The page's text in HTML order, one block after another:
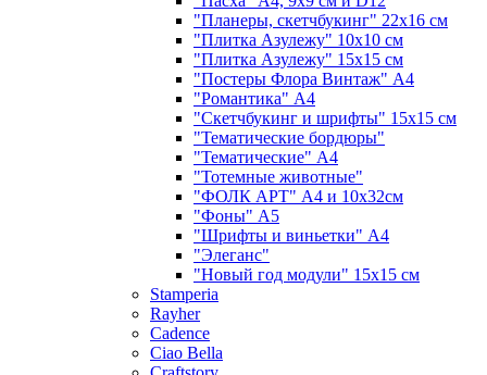
"Планеры, скетчбукинг" 22х16 см
"Плитка Азулежу" 10х10 см
"Плитка Азулежу" 15х15 см
"Постеры Флора Винтаж" А4
"Романтика" А4
"Скетчбукинг и шрифты" 15х15 см
"Тематические бордюры"
"Тематические" А4
"Тотемные животные"
"ФОЛК АРТ" А4 и 10х32см
"Фоны" А5
"Шрифты и виньетки" А4
"Элеганс"
"Новый год модули" 15х15 см
Stamperia
Rayher
Cadence
Ciao Bella